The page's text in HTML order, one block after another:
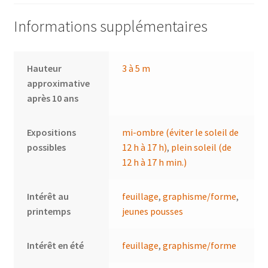
Informations supplémentaires
Hauteur
approximative
après 10 ans
3 à 5 m
Expositions
possibles
mi-ombre (éviter le soleil de
12 h à 17 h), plein soleil (de
12 h à 17 h min.)
Intérêt au
printemps
feuillage,graphisme/forme,
jeunes pousses
Intérêt en été feuillage,graphisme/forme